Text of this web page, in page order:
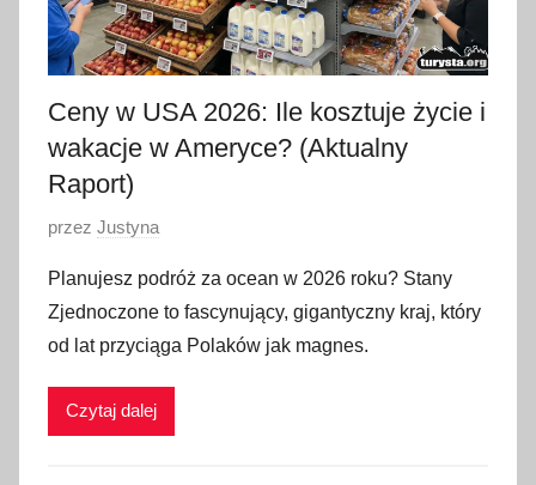
Ceny w USA 2026: Ile kosztuje życie i
wakacje w Ameryce? (Aktualny
Raport)
O
u
b
l
i
przez Justyna
Planujesz podróż za ocean w 2026 roku? Stany
Zjednoczone to fascynujący, gigantyczny kraj, który
od lat przyciąga Polaków jak magnes.
Czytaj dalej